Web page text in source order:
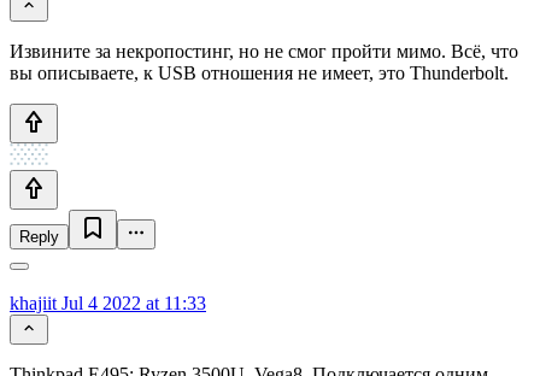
Извините за некропостинг, но не смог пройти мимо. Всё, что
вы описываете, к USB отношения не имеет, это Thunderbolt.
Reply
khajiit Jul 4 2022 at 11:33